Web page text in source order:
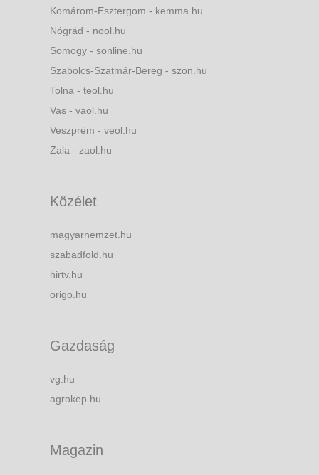
Komárom-Esztergom - kemma.hu
Nógrád - nool.hu
Somogy - sonline.hu
Szabolcs-Szatmár-Bereg - szon.hu
Tolna - teol.hu
Vas - vaol.hu
Veszprém - veol.hu
Zala - zaol.hu
Közélet
magyarnemzet.hu
szabadfold.hu
hirtv.hu
origo.hu
Gazdaság
vg.hu
agrokep.hu
Magazin